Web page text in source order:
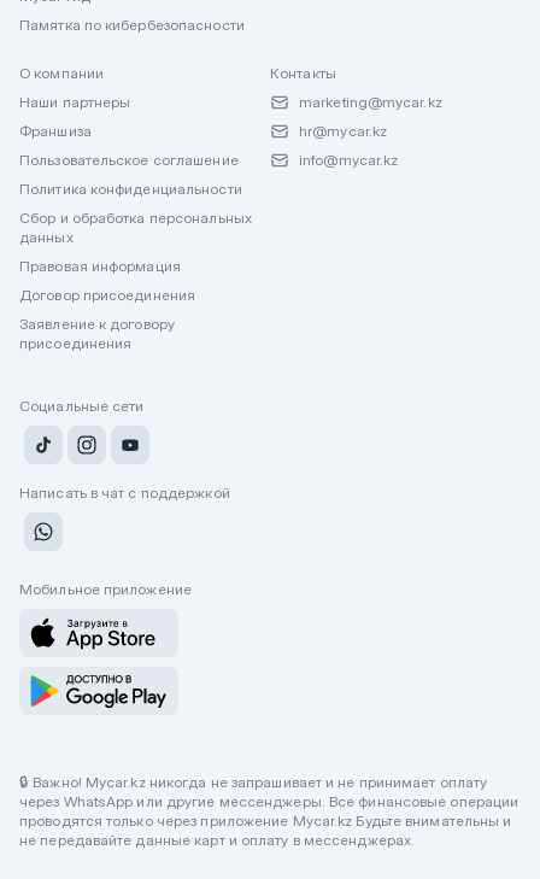
Памятка по кибербезопасности
О компании
Наши партнеры
Франшиза
Пользовательское соглашение
Политика конфиденциальности
Сбор и обработка персональных
данных
Правовая информация
Договор присоединения
Заявление к договору
присоединения
Контакты
marketing@mycar.kz
hr@mycar.kz
info@mycar.kz
Социальные сети
Написать в чат с поддержкой
Мобильное приложение
🔒 Важно! Mycar.kz никогда не запрашивает и не принимает оплату
через WhatsApp или другие мессенджеры. Все финансовые операции
проводятся только через приложение Mycar.kz Будьте внимательны и
не передавайте данные карт и оплату в мессенджерах.